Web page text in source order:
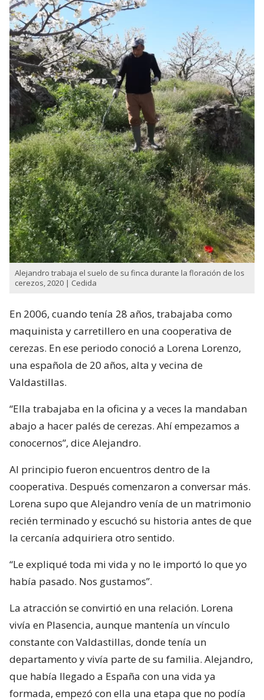
Alejandro trabaja el suelo de su finca durante la floración de los
cerezos, 2020 | Cedida
En 2006, cuando tenía 28 años, trabajaba como
maquinista y carretillero en una cooperativa de
cerezas. En ese periodo conoció a Lorena Lorenzo,
una española de 20 años, alta y vecina de
Valdastillas.
“Ella trabajaba en la oficina y a veces la mandaban
abajo a hacer palés de cerezas. Ahí empezamos a
conocernos”, dice Alejandro.
Al principio fueron encuentros dentro de la
cooperativa. Después comenzaron a conversar más.
Lorena supo que Alejandro venía de un matrimonio
recién terminado y escuchó su historia antes de que
la cercanía adquiriera otro sentido.
“Le expliqué toda mi vida y no le importó lo que yo
había pasado. Nos gustamos”.
La atracción se convirtió en una relación. Lorena
vivía en Plasencia, aunque mantenía un vínculo
constante con Valdastillas, donde tenía un
departamento y vivía parte de su familia. Alejandro,
que había llegado a España con una vida ya
formada, empezó con ella una etapa que no podía